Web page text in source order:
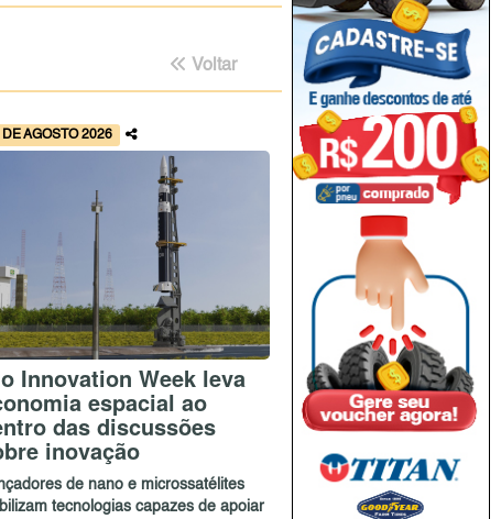
Voltar
AGOSTO 2026
Innovation Week leva
espacial ao
das discussões
inovação
de nano e microssatélites
tecnologias capazes de apoiar